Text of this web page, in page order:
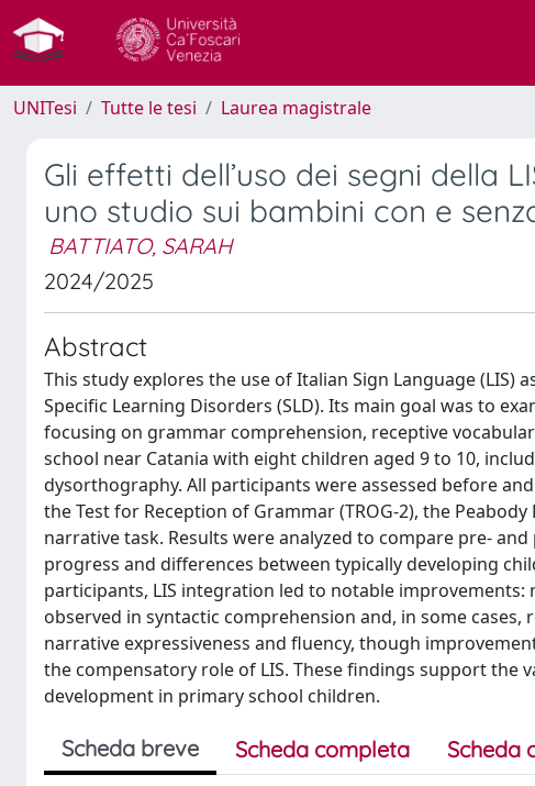
UNITesi Tutte le tesi Laurea magistrale
Gli effetti dell’uso dei segni della
uno studio sui bambini con e
BATTIATO, SARAH
2024/2025
Abstract
This study explores the use of Italian Sign Language
Specific Learning Disorders (SLD). Its main goal was to
focusing on grammar comprehension, receptive
school near Catania with eight children aged 9 to 10,
dysorthography. All participants were assessed before
the Test for Reception of Grammar (TROG-2), the Peabody
narrative task. Results were analyzed to compare pre-
progress and differences between typically developing
participants, LIS integration led to notable
observed in syntactic comprehension and, in some cases,
narrative expressiveness and fluency, though
the compensatory role of LIS. These findings support the
development in primary school children.
Scheda breve Scheda completa Scheda